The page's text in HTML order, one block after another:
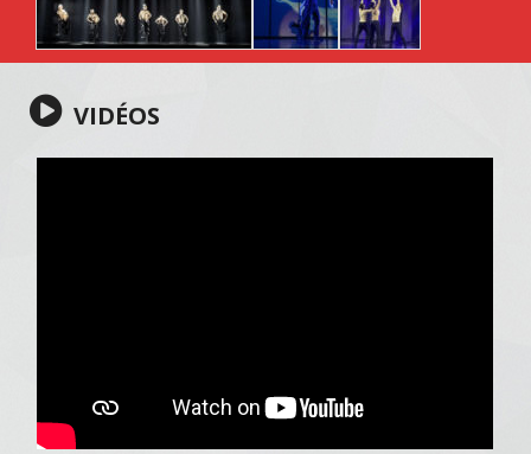
VIDÉOS